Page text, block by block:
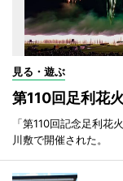
見る・遊ぶ
第110回足利花
「第110回記念足利花
川敷で開催された。